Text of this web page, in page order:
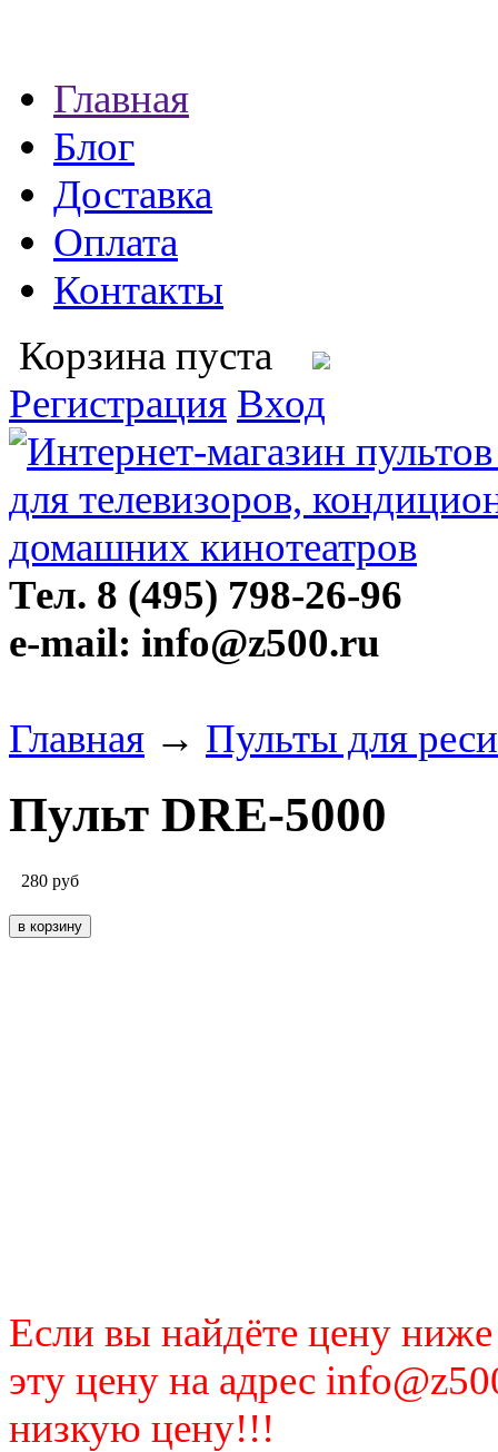
Главная
Блог
Доставка
Оплата
Контакты
Корзина пуста
Регистрация Вход
Тел. 8 (495) 798-26-96
e-mail: info@z500.ru
Главная → Пульты для
Пульт DRE-5000
280 руб
Если вы найдёте цену
эту цену на адрес
низкую цену!!!